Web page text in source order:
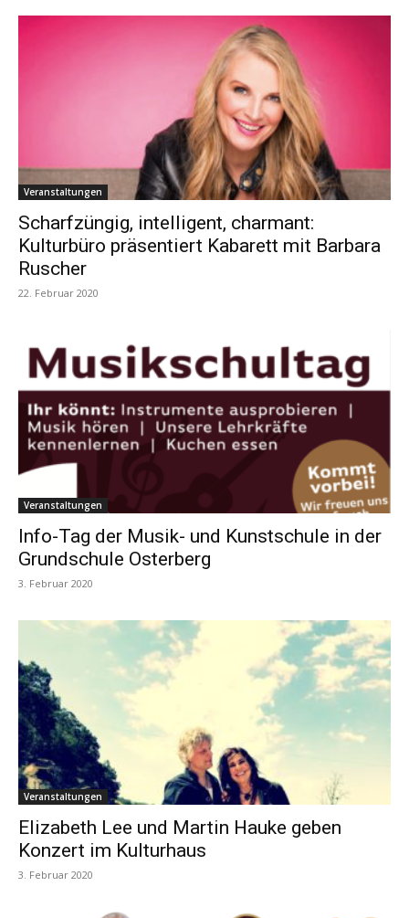
Veranstaltungen
Scharfzüngig, intelligent, charmant:
Kulturbüro präsentiert Kabarett mit Barbara
Ruscher
22. Februar 2020
Veranstaltungen
Info-Tag der Musik- und Kunstschule in der
Grundschule Osterberg
3. Februar 2020
Veranstaltungen
Elizabeth Lee und Martin Hauke geben
Konzert im Kulturhaus
3. Februar 2020